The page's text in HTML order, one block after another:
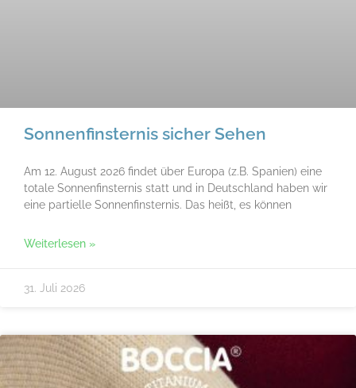
Sonnenfinsternis sicher Sehen
Am 12. August 2026 findet über Europa (z.B. Spanien) eine
totale Sonnenfinsternis statt und in Deutschland haben wir
eine partielle Sonnenfinsternis. Das heißt, es können
Weiterlesen »
31. Juli 2026